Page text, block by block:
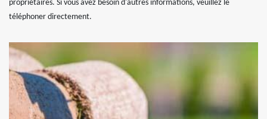
propriétaires. Si vous avez besoin d'autres informations, veuillez le
téléphoner directement.